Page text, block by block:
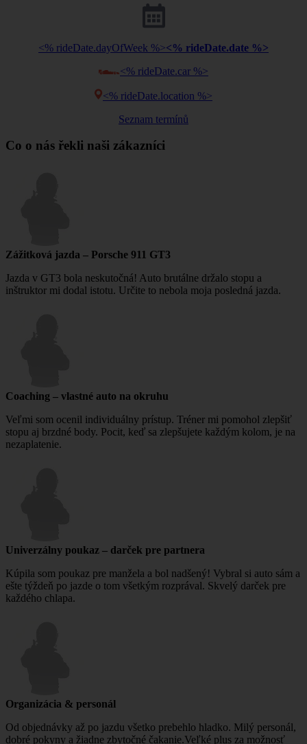
<% rideDate.dayOfWeek %><% rideDate.date %>
<% rideDate.car %>
<% rideDate.location %>
Seznam termínů
Co o nás řekli naši zákazníci
Zážitková jazda – Porsche 911 GT3
Jazda v GT3 bola neskutočná! Auto brutálne držalo stopu a
inštruktor mi dodal istotu. Určite to nebola moja posledná jazda.
Coaching – vlastné auto na okruhu
Veľmi som ocenil individuálny prístup. Tréner mi pomohol zlepšiť
stopu aj brzdné body. Pocit, keď sa zlepšujete každým kolom, je na
nezaplatenie.
Univerzálny poukaz – darček pre partnera
Kúpila som poukaz pre manžela a bol nadšený! Vybral si auto sám a
ešte týždeň po jazde o tom všetkým rozprával. Skvelý darček pre
každého chlapa.
Organizácia & personál
Od objednávky až po jazdu všetko prebehlo hladko. Milý personál,
dobré pokyny a žiadne zbytočné čakanie.Veľké plus za možnosť